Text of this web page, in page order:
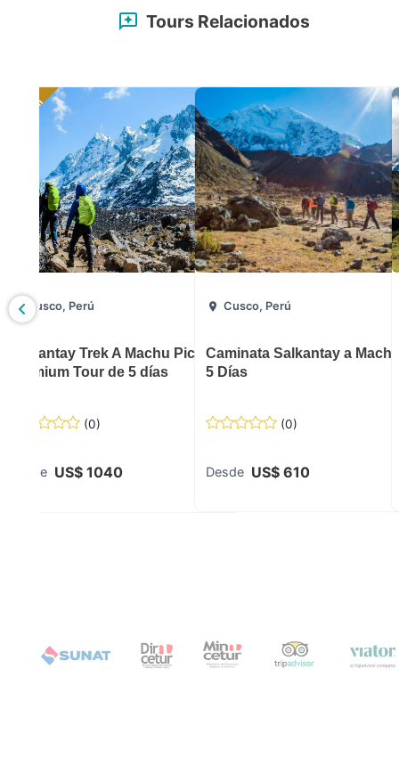
Tours Relacionados
Qosqo
Premium
Cusco, Perú
Salkantay Trek A Machu Picchu
Premium Tour de 5 días
(0)
Desde US$ 1040
Cusco, Perú
Caminata Salkantay a
5 Días
(0)
Desde US$ 610